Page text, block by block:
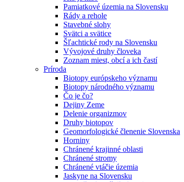
Pamiatkové územia na Slovensku
Rády a rehole
Stavebné slohy
Svätci a svätice
Šľachtické rody na Slovensku
Vývojové druhy človeka
Zoznam miest, obcí a ich častí
Príroda
Biotopy európskeho významu
Biotopy národného významu
Čo je čo?
Dejiny Zeme
Delenie organizmov
Druhy biotopov
Geomorfologické členenie Slovenska
Horniny
Chránené krajinné oblasti
Chránené stromy
Chránené vtáčie územia
Jaskyne na Slovensku